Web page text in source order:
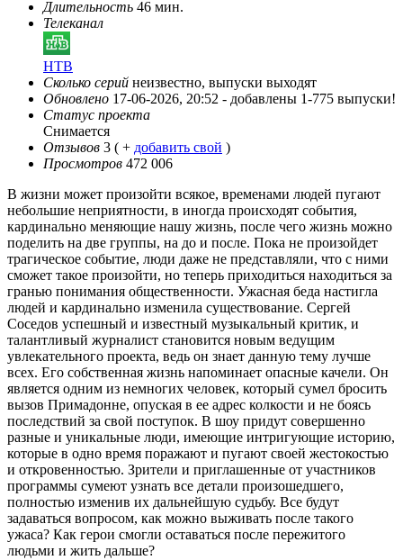
Длительность 46 мин.
Телеканал
НТВ
Сколько серий неизвестно, выпуски выходят
Обновлено 17-06-2026, 20:52 - добавлены 1-775 выпуски!
Статус проекта
Снимается
Отзывов 3 ( + добавить свой )
Просмотров 472 006
В жизни может произойти всякое, временами людей пугают
небольшие неприятности, в иногда происходят события,
кардинально меняющие нашу жизнь, после чего жизнь можно
поделить на две группы, на до и после. Пока не произойдет
трагическое событие, люди даже не представляли, что с ними
сможет такое произойти, но теперь приходиться находиться за
гранью понимания общественности. Ужасная беда настигла
людей и кардинально изменила существование. Сергей
Соседов успешный и известный музыкальный критик, и
талантливый журналист становится новым ведущим
увлекательного проекта, ведь он знает данную тему лучше
всех. Его собственная жизнь напоминает опасные качели. Он
является одним из немногих человек, который сумел бросить
вызов Примадонне, опуская в ее адрес колкости и не боясь
последствий за свой поступок. В шоу придут совершенно
разные и уникальные люди, имеющие интригующие историю,
которые в одно время поражают и пугают своей жестокостью
и откровенностью. Зрители и приглашенные от участников
программы сумеют узнать все детали произошедшего,
полностью изменив их дальнейшую судьбу. Все будут
задаваться вопросом, как можно выживать после такого
ужаса? Как герои смогли оставаться после пережитого
людьми и жить дальше?